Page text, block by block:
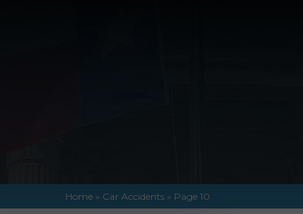
Home» Car Accidents» Page 10